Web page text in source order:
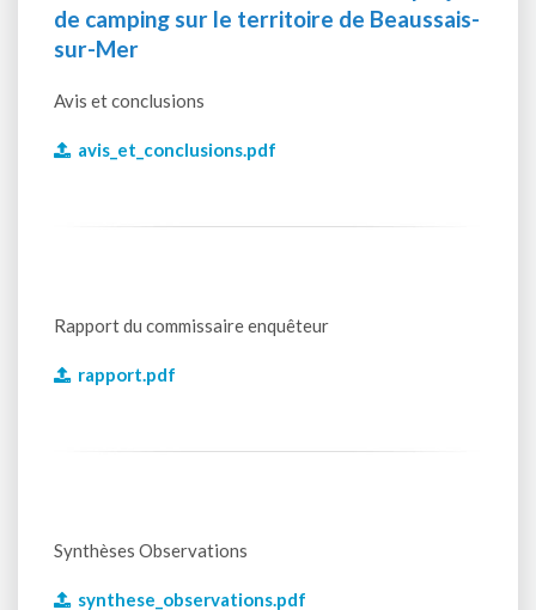
de camping sur le territoire de Beaussais-
sur-Mer
Avis et conclusions
avis_et_conclusions.pdf
Rapport du commissaire enquêteur
rapport.pdf
Synthèses Observations
synthese_observations.pdf